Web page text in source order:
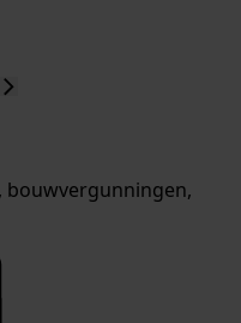
bouwvergunningen,